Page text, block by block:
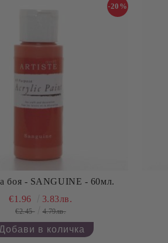
боя - SANGUINE - 60мл.
-20%
€1.96 3.83лв.
€2.45 4.79лв.